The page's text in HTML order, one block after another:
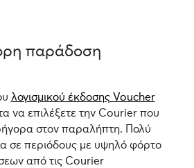
παράδοση
λογισμικού έκδοσης Voucher
να επιλέξετε την Courier που
στον παραλήπτη. Πολύ
σε περιόδους με υψηλό φόρτο
από τις Courier